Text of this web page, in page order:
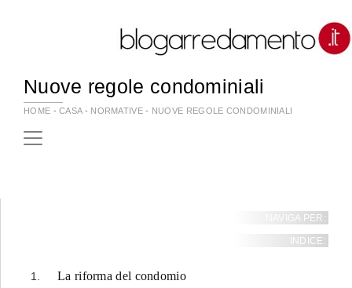
Nuove regole condominiali
HOME -CASA- NORMATIVE - NUOVE REGOLE CONDOMINIALI
NAVIGA PER:
INDICE:
La riforma del condomio